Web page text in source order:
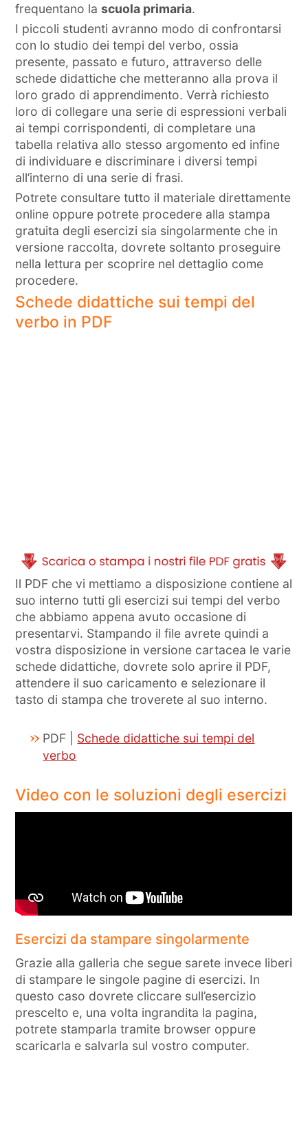
frequentano lascuola primaria.
I piccoli studenti avranno modo di confrontarsi
con lo studio dei tempi del verbo, ossia
presente, passato e futuro, attraverso delle
schede didattiche che metteranno alla prova il
loro grado di apprendimento. Verrà richiesto
loro di collegare una serie di espressioni verbali
ai tempi corrispondenti, di completare una
tabella relativa allo stesso argomento ed infine
di individuare e discriminare i diversi tempi
all’interno di una serie di frasi.
Potrete consultare tutto il materiale direttamente
online oppure potrete procedere alla stampa
gratuita degli esercizi sia singolarmente che in
versione raccolta, dovrete soltanto proseguire
nella lettura per scoprire nel dettaglio come
procedere.
Schede didattiche sui tempi del
verbo in PDF
Il PDF che vi mettiamo a disposizione contiene al
suo interno tutti gli esercizi sui tempi del verbo
che abbiamo appena avuto occasione di
presentarvi. Stampando il file avrete quindi a
vostra disposizione in versione cartacea le varie
schede didattiche, dovrete solo aprire il PDF,
attendere il suo caricamento e selezionare il
tasto di stampa che troverete al suo interno.
PDF | Schede didattiche sui tempi del
verbo
Video con le soluzioni degli esercizi
Esercizi da stampare singolarmente
Grazie alla galleria che segue sarete invece liberi
di stampare le singole pagine di esercizi. In
questo caso dovrete cliccare sull’esercizio
prescelto e, una volta ingrandita la pagina,
potrete stamparla tramite browser oppure
scaricarla e salvarla sul vostro computer.